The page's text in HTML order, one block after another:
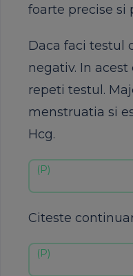
foarte precise
Daca faci testul
negativ. In
repeti testul.
menstruatia si
Hcg.
Citeste